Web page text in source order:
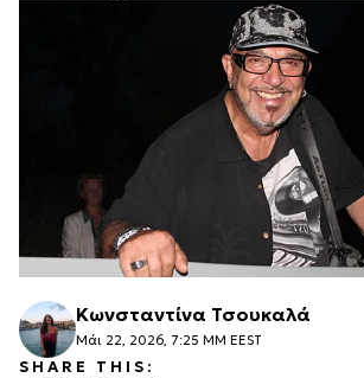
Κωνσταντίνα Τσουκαλά
Μάι 22, 2026, 7:25 ΜΜ EEST
SHARE THIS: